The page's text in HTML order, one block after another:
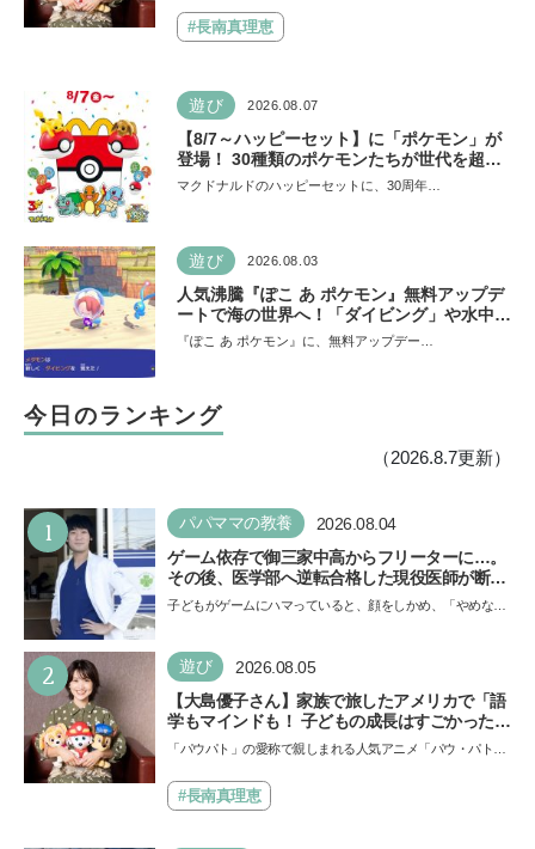
なければ何でもできると子どもに知ってほし
い
#長南真理恵
遊び 2026.08.07
【8/7～ハッピーセット】に「ポケモン」が
登場！ 30種類のポケモンたちが世代を超え
て勢ぞろい
マクドナルドのハッピーセットに、30周年…
遊び 2026.08.03
人気沸騰『ぽこ あ ポケモン』無料アップデ
ートで海の世界へ！「ダイビング」や水中の
街づくりが楽しめる追加コンテンツも登場
『ぽこ あ ポケモン』に、無料アップデー…
今日のランキング
（2026.8.7更新）
1 パパママの教養 2026.08.04
ゲーム依存で御三家中高からフリーターに…。
その後、医学部へ逆転合格した現役医師が断言
「ゲームの経験が受験勉強に役立った」そう考
子どもがゲームにハマっていると、顔をしかめ、「やめなさ
い…
2 遊び 2026.08.05
【大島優子さん】家族で旅したアメリカで「語
学もマインドも！ 子どもの成長はすごかった」
声優をつとめた映画『パウ・パトロール ザ・ダ
できると子どもに知ってほしい
「パウパト」の愛称で親しまれる人気アニメ「パウ・パトロ
ザ…
#長南真理恵